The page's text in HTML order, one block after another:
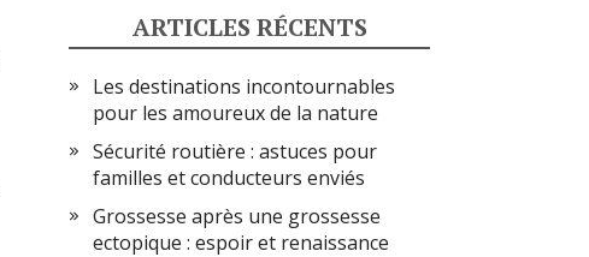
ARTICLES RÉCENTS
Les destinations incontournables
pour les amoureux de la nature
Sécurité routière : astuces pour
familles et conducteurs enviés
Grossesse après une grossesse
ectopique : espoir et renaissance